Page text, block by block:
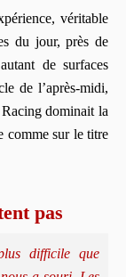
véritable
du jour, près de
de surfaces
de l’après-midi,
dominait la
comme sur le titre
pas
difficile que